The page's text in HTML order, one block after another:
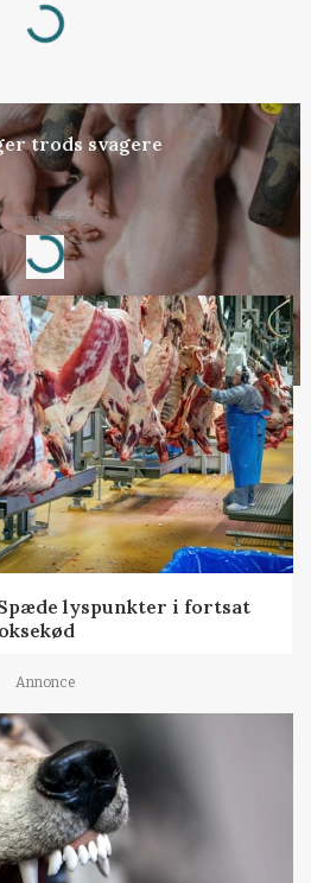
trods svagere
Annonce
lyspunkter i fortsat
Annonce